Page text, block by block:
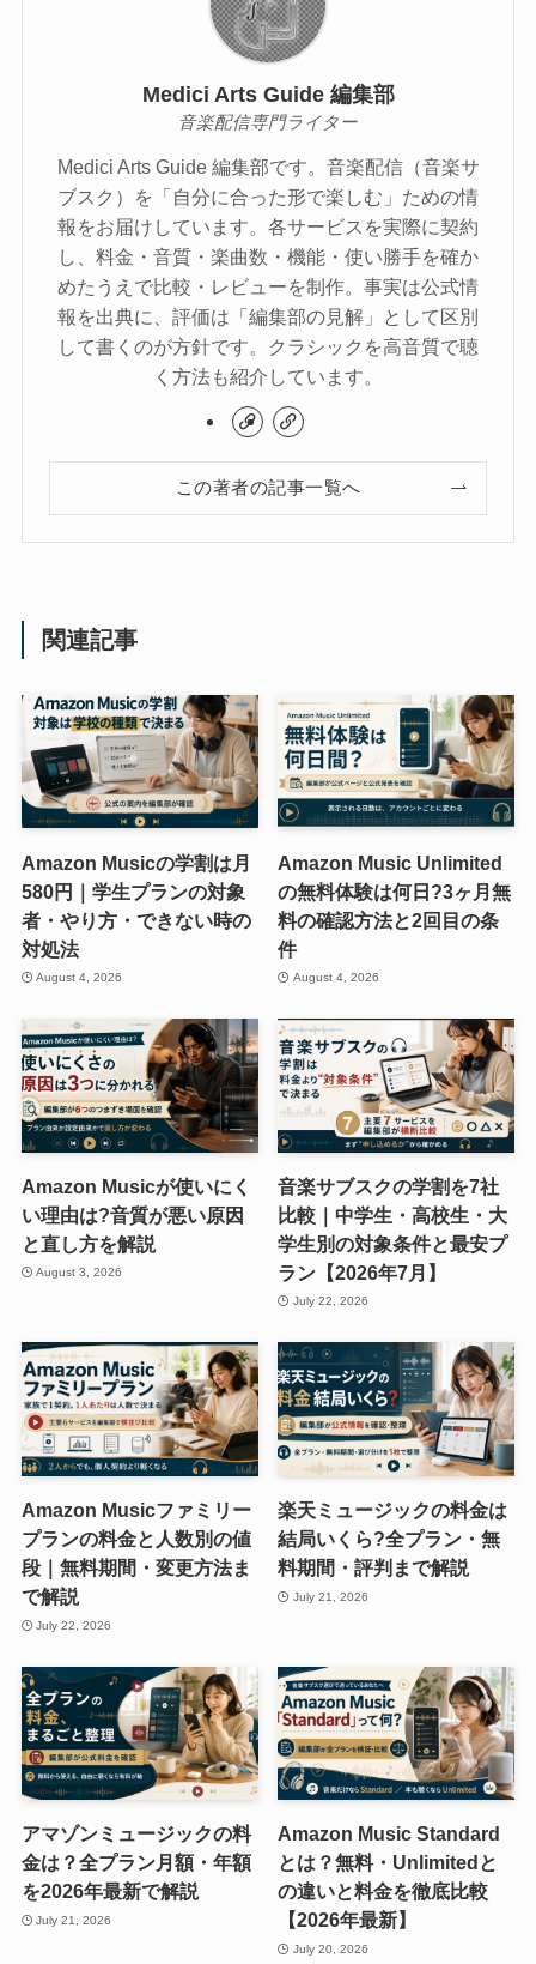
Medici Arts Guide 編集部
音楽配信専門ライター
Medici Arts Guide 編集部です。音楽配信（音楽サ
ブスク）を「自分に合った形で楽しむ」ための情
報をお届けしています。各サービスを実際に契約
し、料金・音質・楽曲数・機能・使い勝手を確か
めたうえで比較・レビューを制作。事実は公式情
報を出典に、評価は「編集部の見解」として区別
して書くのが方針です。クラシックを高音質で聴
く方法も紹介しています。
この著者の記事一覧へ
関連記事
Amazon Musicの学割は月
580円｜学生プランの対象
者・やり方・できない時の
対処法
August 4, 2026
Amazon Music Unlimited
の無料体験は何日?3ヶ月無
料の確認方法と2回目の条
件
August 4, 2026
Amazon Musicが使いにく
い理由は?音質が悪い原因
と直し方を解説
August 3, 2026
音楽サブスクの学割を7社
比較｜中学生・高校生・大
学生別の対象条件と最安プ
ラン【2026年7月】
July 22, 2026
Amazon Musicファミリー
プランの料金と人数別の値
段｜無料期間・変更方法ま
で解説
July 22, 2026
楽天ミュージックの料金は
結局いくら?全プラン・無
料期間・評判まで解説
July 21, 2026
アマゾンミュージックの料
金は？全プラン月額・年額
を2026年最新で解説
July 21, 2026
Amazon Music Standard
とは？無料・Unlimitedと
の違いと料金を徹底比較
【2026年最新】
July 20, 2026